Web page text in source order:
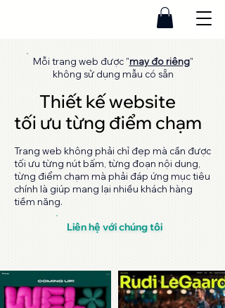
Mỗi trang web được "may đo riêng"
không sử dụng mẫu có sẵn
Thiết kế website
tối ưu từng điểm chạm
Thiết kế website
tối ưu từng điểm chạm
Trang web không phải chỉ đẹp mà cần được
tối ưu từng nút bấm, từng đoạn nội dung,
từng điểm chạm mà phải đáp ứng mục tiêu
chính là giúp mang lại nhiều khách hàng
tiềm năng.
Liên hệ với chúng tôi